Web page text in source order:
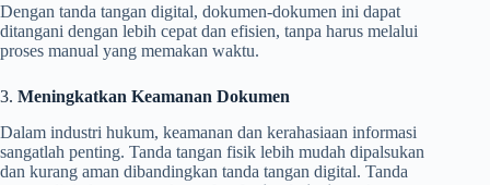
Dengan tanda tangan digital, dokumen-dokumen ini dapat
ditangani dengan lebih cepat dan efisien, tanpa harus melalui
proses manual yang memakan waktu.
3. Meningkatkan Keamanan Dokumen
Dalam industri hukum, keamanan dan kerahasiaan informasi
sangatlah penting. Tanda tangan fisik lebih mudah dipalsukan
dan kurang aman dibandingkan tanda tangan digital. Tanda